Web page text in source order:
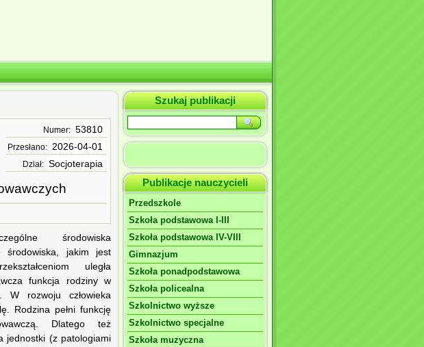
Numer: 53810
Przesłano: 2026-04-01
Dział: Socjoterapia
środowiska
środowiska, jakim jest
uległa
funkcja rodziny w
W rozwoju człowieka
Rodzina pełni funkcję
Dlatego też
jednostki (z patologiami
Szukaj publikacji
Publikacje nauczycieli
Przedszkole
Szkoła podstawowa I-III
Szkoła podstawowa IV-VIII
Gimnazjum
Szkoła ponadpodstawowa
Szkoła policealna
Szkolnictwo wyższe
Szkolnictwo specjalne
Szkoła muzyczna